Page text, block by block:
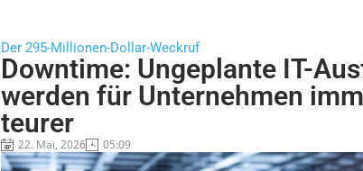
Der 295-Millionen-Dollar-Weckruf
Downtime: Ungeplante IT-
werden für Unternehmen
teurer
22. Mai, 2026 05:09